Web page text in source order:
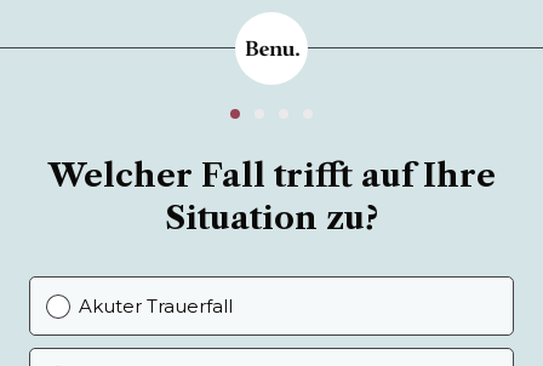
Welcher Fall trifft auf Ihre
Situation zu?
Akuter Trauerfall